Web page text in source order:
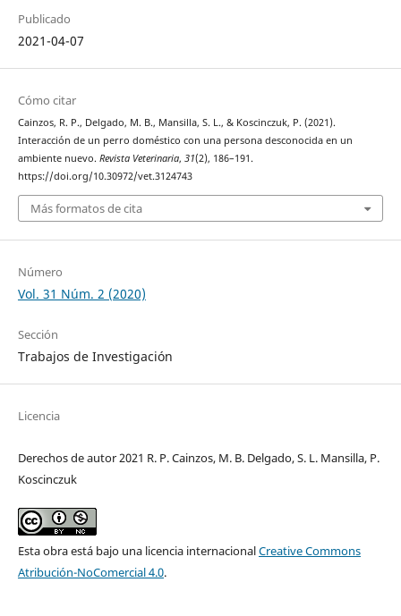
Publicado
2021-04-07
Cómo citar
Cainzos, R. P., Delgado, M. B., Mansilla, S. L., & Koscinczuk, P. (2021).
Interacción de un perro doméstico con una persona desconocida en un
ambiente nuevo. Revista Veterinaria, 31(2), 186–191.
https://doi.org/10.30972/vet.3124743
Más formatos de cita
Número
Vol. 31 Núm. 2 (2020)
Sección
Trabajos de Investigación
Licencia
Derechos de autor 2021 R. P. Cainzos, M. B. Delgado, S. L. Mansilla, P.
Koscinczuk
Esta obra está bajo una licencia internacionalCreative Commons
Atribución-NoComercial 4.0.